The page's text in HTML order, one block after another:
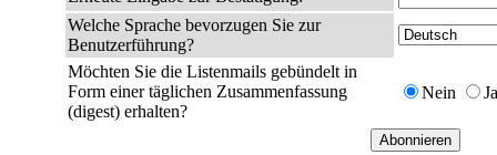
Welche Sprache bevorzugen Sie zur
Benutzerführung?
Möchten Sie die Listenmails gebündelt in
Form einer täglichen Zusammenfassung
(digest) erhalten?
Nein Ja